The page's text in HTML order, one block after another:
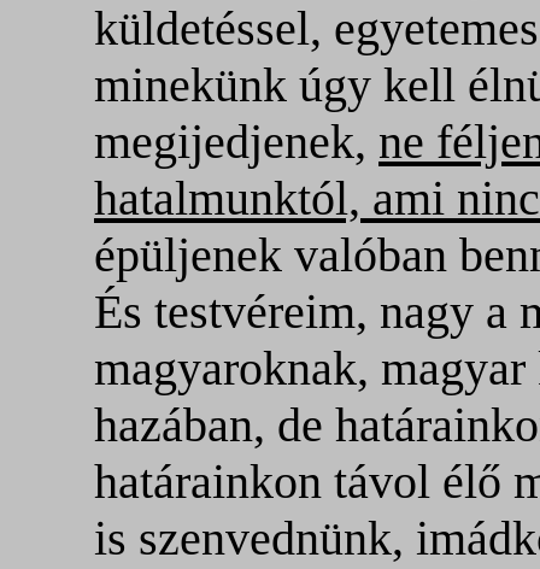
küldetéssel,
minekünk úgy kell
megijedjenek, ne
hatalmunktól, ami
épüljenek valóban
És testvéreim, nagy a
magyaroknak,
hazában, de
határainkon távol élő
is szenvednünk,